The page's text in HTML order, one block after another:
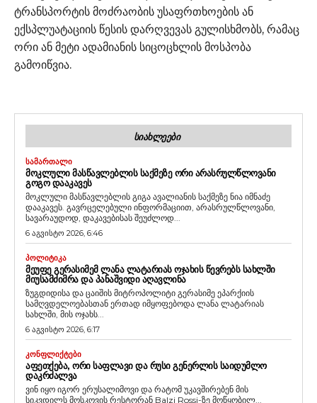
ტრანსპორტის მოძრაობის უსაფრთხოების ან
ექსპლუატაციის წესის დარღვევას გულისხმობს, რამაც
ორი ან მეტი ადამიანის სიცოცხლის მოსპობა
გამოიწვია.
ᲡᲘᲐᲮᲚᲔᲔᲑᲘ
ᲡᲐᲛᲐᲠᲗᲐᲚᲘ
ᲛᲝᲙᲚᲣᲚᲘ ᲛᲐᲡᲬᲐᲕᲚᲔᲑᲚᲘᲡ ᲡᲐᲥᲛᲔᲖᲔ ᲝᲠᲘ ᲐᲠᲐᲡᲠᲣᲚᲬᲚᲝᲕᲐᲜᲘ
ᲒᲝᲒᲝ ᲓᲐᲐᲙᲐᲕᲔᲡ
მოკლული მასწავლებლის გიგა ავალიანის საქმეზე ნია იმნაძე
დააკავეს. გავრცელებული ინფორმაციით, არასრულწლოვანი,
სავარაუდოდ, დაკავებისას შეუძლოდ...
6 აგვისტო 2026, 6:46
ᲞᲝᲚᲘᲢᲘᲙᲐ
ᲛᲔᲣᲤᲔ ᲒᲔᲠᲐᲡᲘᲛᲔᲛ ᲚᲐᲜᲐ ᲚᲐᲢᲐᲠᲘᲐᲡ ᲝᲯᲐᲮᲘᲡ ᲬᲔᲕᲠᲔᲑᲡ ᲡᲐᲮᲚᲨᲘ
ᲛᲘᲣᲡᲐᲛᲫᲘᲛᲠᲐ ᲓᲐ ᲞᲐᲜᲐᲨᲕᲘᲓᲘ ᲐᲦᲐᲕᲚᲘᲜᲐ
ზუგდიდისა და ცაიშის მიტროპოლიტი გერასიმე ეპარქიის
სამღვდელოებასთან ერთად იმყოფებოდა ლანა ლატარიას
სახლში, მის ოჯახს...
6 აგვისტო 2026, 6:17
ᲙᲝᲜᲤᲚᲘᲥᲢᲔᲑᲘ
ᲐᲤᲔᲗᲥᲔᲑᲐ, ᲝᲠᲘ ᲡᲐᲤᲚᲐᲕᲘ ᲓᲐ ᲠᲣᲡᲘ ᲒᲔᲜᲔᲠᲚᲘᲡ ᲡᲐᲘᲓᲣᲛᲚᲝ
ᲓᲐᲙᲠᲫᲐᲚᲕᲐ
ვინ იყო იგორ ერუსალიმოვი და რატომ უკავშირებენ მის
სიკვდილს მოსკოვის რესტორან Balzi Rossi-ზე მოწყობილ...